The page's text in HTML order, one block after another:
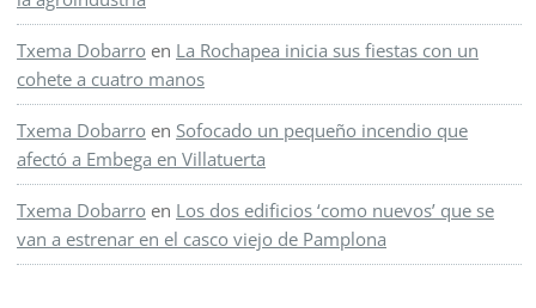
Txema Dobarro en La Rochapea inicia sus fiestas con un
cohete a cuatro manos
Txema Dobarro en Sofocado un pequeño incendio que
afectó a Embega en Villatuerta
Txema Dobarro en Los dos edificios ‘como nuevos’ que se
van a estrenar en el casco viejo de Pamplona